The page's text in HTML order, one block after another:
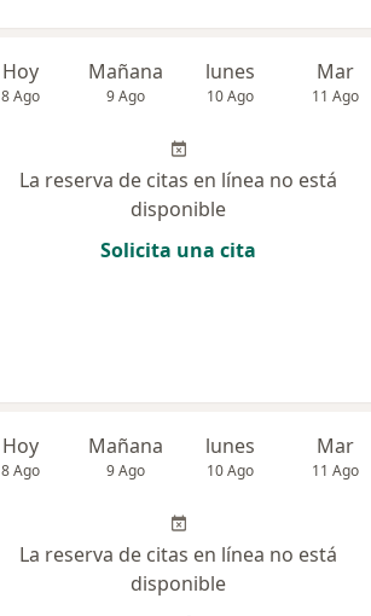
Hoy
8 Ago
Mañana
9 Ago
lunes
10 Ago
Mar
11 Ago
La reserva de citas en línea no está
disponible
Solicita una cita
Hoy
8 Ago
Mañana
9 Ago
lunes
10 Ago
Mar
11 Ago
La reserva de citas en línea no está
disponible